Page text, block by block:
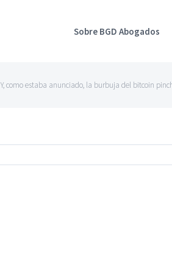
Sobre BGD Abogados
Y, como estaba anunciado, la burbuja del bitcoin